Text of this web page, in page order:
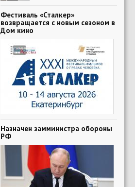
Фестиваль «Сталкер»
возвращается с новым сезоном в
Дом кино
Назначен замминистра обороны
РФ